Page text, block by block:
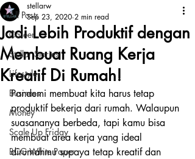
All Posts
Career
Stellar Stories
Lifestyle
Business
Money
Scale Up Friday
BCG White Paper
Jadi Lebih Produktif dengan
Membuat Ruang Kerja
Kreatif Di Rumah!
stellarw
Sep 23, 2020 2 min read
Pandemi membuat kita harus tetap
produktif bekerja dari rumah. Walaupun
suasananya berbeda, tapi kamu bisa
membuat area kerja yang ideal
dirumahmu supaya tetap kreatif dan